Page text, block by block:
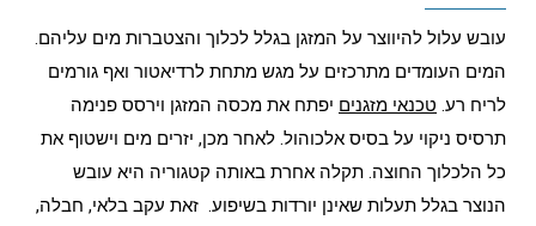
עובש עלול להיווצר על המזגן בגלל לכלוך והצטברות מים עליהם.
המים העומדים מתרכזים על מגש מתחת לרדיאטור ואף גורמים
לריח רע. טכנאי מזגנים יפתח את מכסה המזגן וירסס פנימה
תרסיס ניקוי על בסיס אלכוהול. לאחר מכן, יזרים מים וישטוף את
כל הלכלוך החוצה. תקלה אחרת באותה קטגוריה היא עובש
הנוצר בגלל תעלות שאינן יורדות בשיפוע. זאת עקב בלאי, חבלה,